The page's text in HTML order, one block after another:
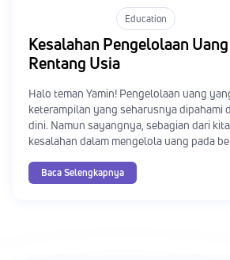
Education
Kesalahan Pengelolaan
Rentang Usia
Halo teman Yamin! Pengelolaan uang
keterampilan yang seharusnya dipahami
dini. Namun sayangnya, sebagian dari
kesalahan dalam mengelola uang pada
kesalahan ini bisa memiliki dampak jangka
serius terhadap keuangan pribadi. Mari
Baca Selengkapnya